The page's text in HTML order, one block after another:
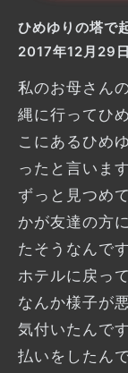
ひめゆりの塔で
2017年12月29
私のお母さん
縄に行ってひ
こにあるひめ
ったと言います
ずっと見つめ
かが友達の方
たそうなんです
ホテルに戻っ
なんか様子が
気付いたんで
払いをしたん